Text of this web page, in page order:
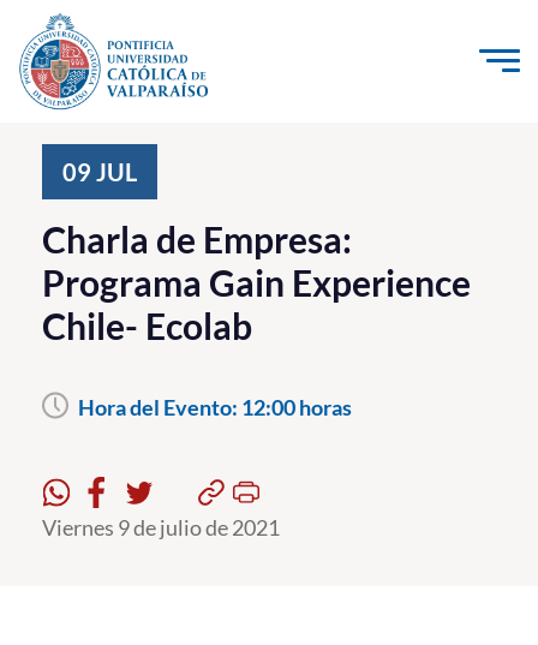
Click acá para ir directamente al contenido
Investigación, Creación e Innovación
PUCV Internacional
Vinculación con el Medio
Postgrado
Formación Continua
09 JUL
Charla de Empresa:
Programa Gain Experience
Chile- Ecolab
Hora del Evento: 12:00 horas
Viernes 9 de julio de 2021